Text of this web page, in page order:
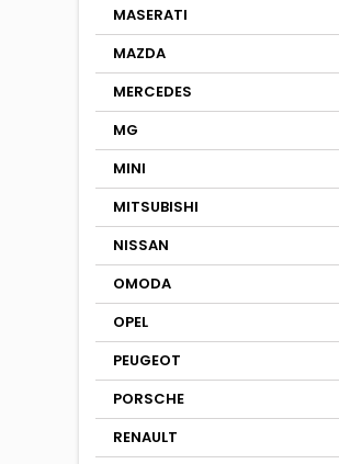
MASERATI
MAZDA
MERCEDES
MG
MINI
MITSUBISHI
NISSAN
OMODA
OPEL
PEUGEOT
PORSCHE
RENAULT